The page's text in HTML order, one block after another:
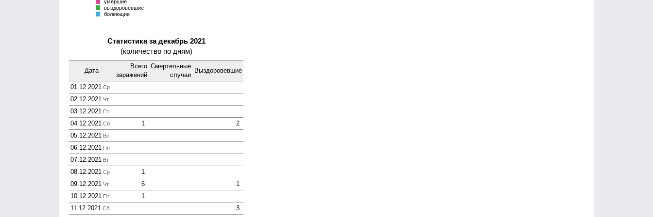
умершие
выздоровевшие
болеющие
Статистика за декабрь 2021
(количество по дням)
Дата
Всего
зара­жений
Смер­тельные
случаи
Выздоро­вевшие
01.12.2021 Ср
02.12.2021 Чт
03.12.2021 Пт
04.12.2021 Сб 1
2
05.12.2021 Вс
06.12.2021 Пн
07.12.2021 Вт
08.12.2021 Ср
1
09.12.2021 Чт 6
1
10.12.2021 Пт
1
11.12.2021 Сб
3